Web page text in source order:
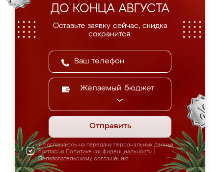
ДО КОНЦА АВГУСТА
Оставьте заявку сейчас, скидка
сохранится.
Желаемый бюджет
Отправить
Я соглашаюсь на передачу персональных данных
согласно Политике конфиденциальности
Пользовательскому соглашению